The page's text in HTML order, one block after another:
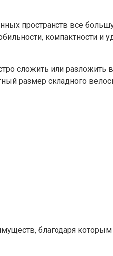
пространств все
компактности и
сложить или разложить
размер складного
благодаря которым